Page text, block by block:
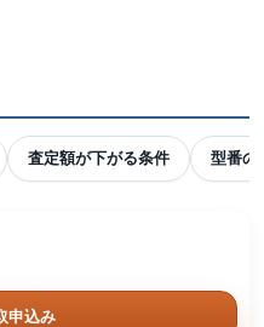
査定額が下がる条件 型番の
申込み